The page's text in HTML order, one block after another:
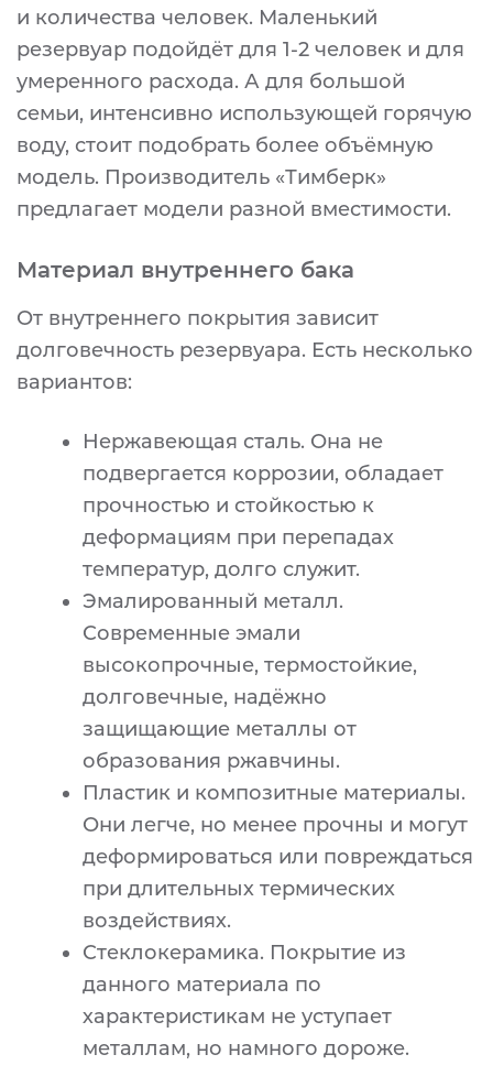
и количества человек. Маленький
резервуар подойдёт для 1-2 человек и для
умеренного расхода. А для большой
семьи, интенсивно использующей горячую
воду, стоит подобрать более объёмную
модель. Производитель «Тимберк»
предлагает модели разной вместимости.
Материал внутреннего бака
От внутреннего покрытия зависит
долговечность резервуара. Есть несколько
вариантов:
Нержавеющая сталь. Она не
подвергается коррозии, обладает
прочностью и стойкостью к
деформациям при перепадах
температур, долго служит.
Эмалированный металл.
Современные эмали
высокопрочные, термостойкие,
долговечные, надёжно
защищающие металлы от
образования ржавчины.
Пластик и композитные материалы.
Они легче, но менее прочны и могут
деформироваться или повреждаться
при длительных термических
воздействиях.
Стеклокерамика. Покрытие из
данного материала по
характеристикам не уступает
металлам, но намного дороже.